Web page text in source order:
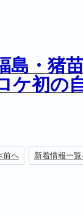
島・猪
ケ初の
前へ 新着情報一